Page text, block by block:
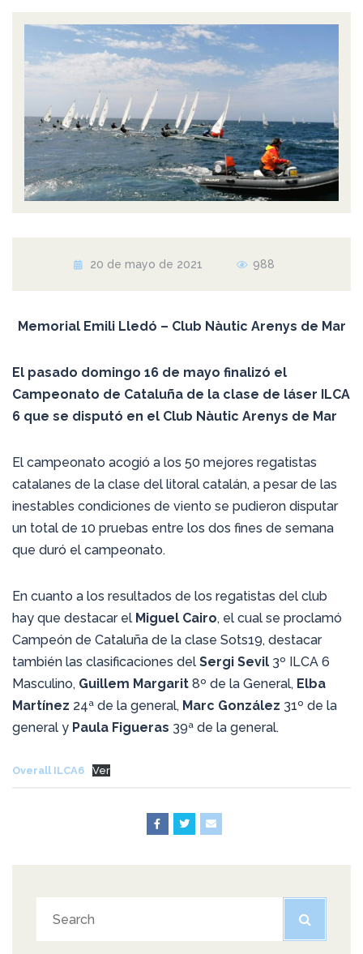
20 de mayo de 2021 988
Memorial Emili Lledó – Club Nàutic Arenys de Mar
El pasado domingo 16 de mayo finalizó el
Campeonato de Cataluña de la clase de láser ILCA
6 que se disputó en el Club Nàutic Arenys de Mar
El campeonato acogió a los 50 mejores regatistas
catalanes de la clase del litoral catalán, a pesar de las
inestables condiciones de viento se pudieron disputar
un total de 10 pruebas entre los dos fines de semana
que duró el campeonato.
En cuanto a los resultados de los regatistas del club
hay que destacar el Miguel Cairo, el cual se proclamó
Campeón de Cataluña de la clase Sots19, destacar
también las clasificaciones del Sergi Sevil 3º ILCA 6
Masculino, Guillem Margarit 8º de la General, Elba
Martínez 24ª de la general, Marc González 31º de la
general y Paula Figueras 39ª de la general.
Overall ILCA6 Ver